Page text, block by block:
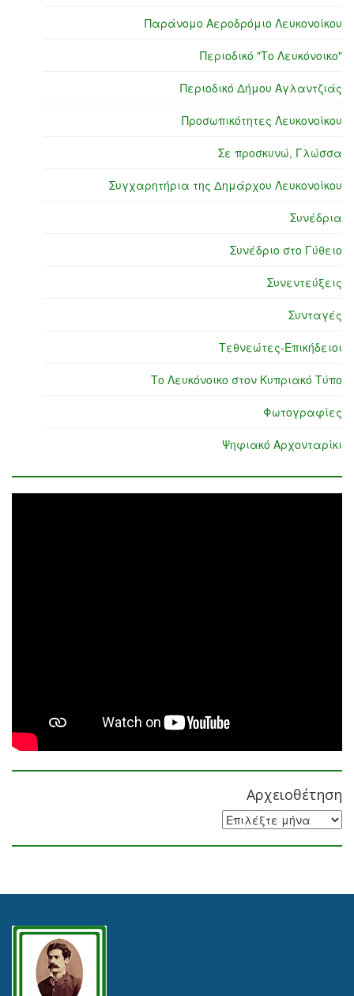
Παράνομο Αεροδρόμιο Λευκονοίκου
Περιοδικό "Το Λευκόνοικο"
Περιοδικό Δήμου Αγλαντζιάς
Προσωπικότητες Λευκονοίκου
Σε προσκυνώ, Γλώσσα
Συγχαρητήρια της Δημάρχου Λευκονοίκου
Συνέδρια
Συνέδριο στο Γύθειο
Συνεντεύξεις
Συνταγές
Τεθνεώτες-Επικήδειοι
Το Λευκόνοικο στον Κυπριακό Τύπο
Φωτογραφίες
Ψηφιακό Αρχονταρίκι
Αρχειοθέτηση
Αρχειοθέτηση